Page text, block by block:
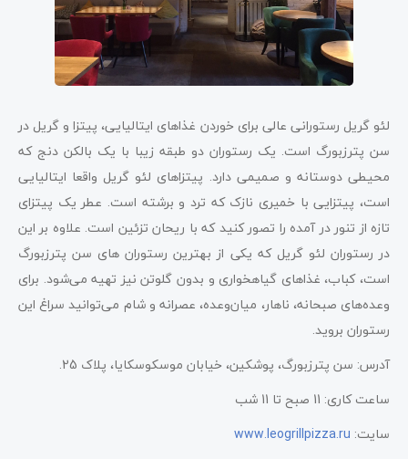
لئو گریل رستورانی عالی برای خوردن غذاهای ایتالیایی، پیتزا و گریل در
سن پترزبورگ است. یک رستوران دو طبقه زیبا با یک بالکن دنج که
محیطی دوستانه و صمیمی دارد. پیتزاهای لئو گریل واقعا ایتالیایی
است، پیتزایی با خمیری نازک که ترد و برشته است. عطر یک پیتزای
تازه از تنور در آمده را تصور کنید که با ریحان تزئین است. علاوه بر این
در رستوران لئو گریل که یکی از بهترین رستوران های سن پترزبورگ
است، کباب، غذاهای گیاهخواری و بدون گلوتن نیز تهیه می‌شود. برای
وعده‌های صبحانه، ناهار، میان‌وعده، عصرانه و شام می‌توانید سراغ این
رستوران بروید.
آدرس: سن پترزبورگ، پوشکین، خیابان موسکوسکایا، پلاک 25.
ساعت کاری: 11 صبح تا 11 شب
سایت: www.leogrillpizza.ru